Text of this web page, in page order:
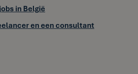
in België
en een consultant